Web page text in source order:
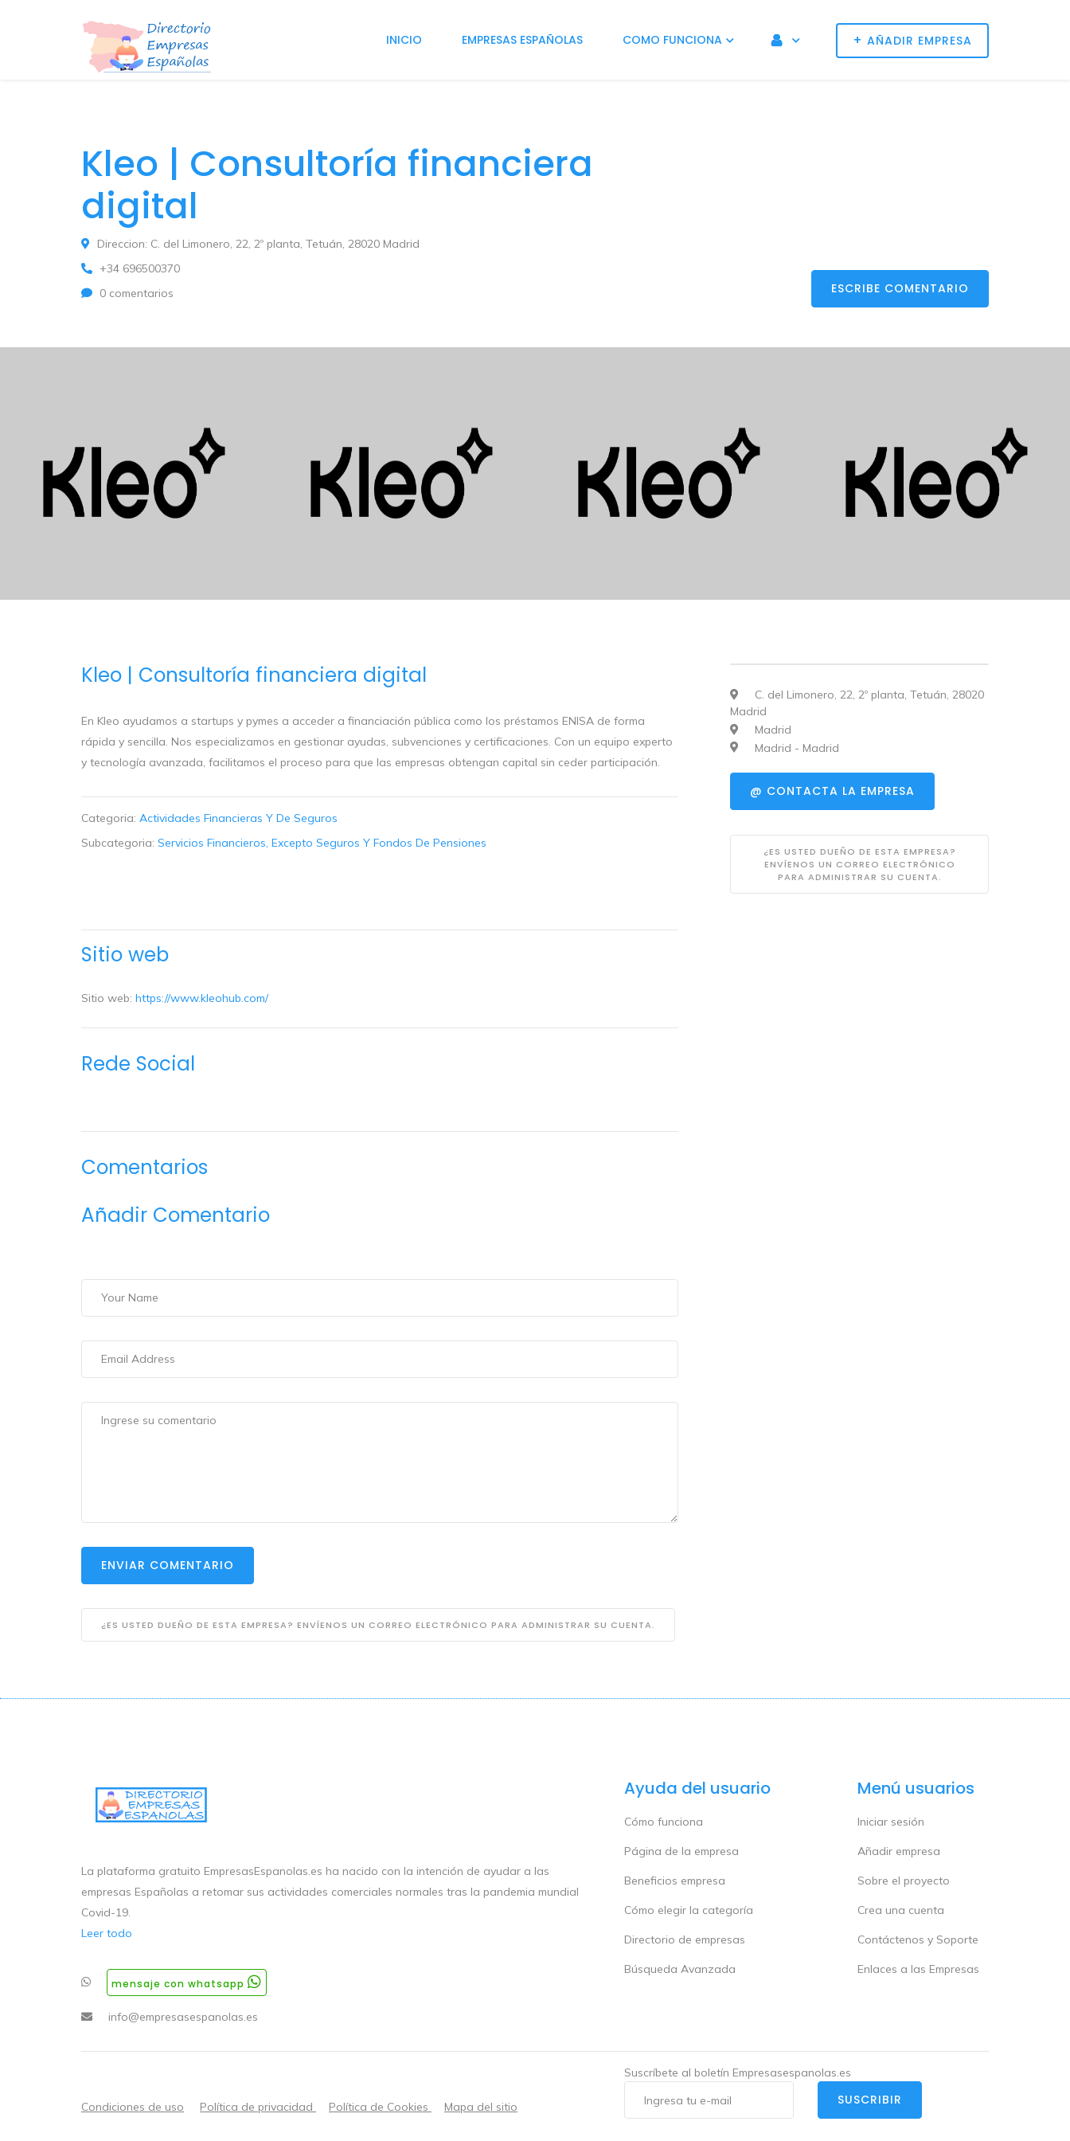
+ AÑADIR EMPRESA
INICIO EMPRESAS ESPAÑOLAS COMO FUNCIONA
Kleo | Consultoría financiera
digital
Direccion: C. del Limonero, 22, 2º planta, Tetuán, 28020 Madrid
+34 696500370
0 comentarios
ESCRIBE COMENTARIO
Kleo | Consultoría financiera digital
En Kleo ayudamos a startups y pymes a acceder a financiación pública como los préstamos ENISA de forma
rápida y sencilla. Nos especializamos en gestionar ayudas, subvenciones y certificaciones. Con un equipo experto
y tecnología avanzada, facilitamos el proceso para que las empresas obtengan capital sin ceder participación.
Categoria: Actividades Financieras Y De Seguros
Subcategoria: Servicios Financieros, Excepto Seguros Y Fondos De Pensiones
Sitio web
Sitio web: https://www.kleohub.com/
Rede Social
Comentarios
Añadir Comentario
ENVIAR COMENTARIO
¿ES USTED DUEÑO DE ESTA EMPRESA? ENVÍENOS UN CORREO ELECTRÓNICO PARA ADMINISTRAR SU CUENTA.
C. del Limonero, 22, 2º planta, Tetuán, 28020
Madrid
Madrid
Madrid - Madrid
@ CONTACTA LA EMPRESA
¿ES USTED DUEÑO DE ESTA EMPRESA?
ENVÍENOS UN CORREO ELECTRÓNICO
PARA ADMINISTRAR SU CUENTA.
La plataforma gratuito EmpresasEspanolas.es ha nacido con la intención de ayudar a las
empresas Españolas a retomar sus actividades comerciales normales tras la pandemia mundial
Covid-19.
Leer todo
mensaje con whatsapp
info@empresasespanolas.es
Ayuda del usuario
Cómo funciona
Página de la empresa
Beneficios empresa
Cómo elegir la categoría
Directorio de empresas
Búsqueda Avanzada
Menú usuarios
Iniciar sesión
Añadir empresa
Sobre el proyecto
Crea una cuenta
Contáctenos y Soporte
Enlaces a las Empresas
Suscríbete al boletín Empresasespanolas.es
Condiciones de uso Política de privacidad Política de Cookies Mapa del sitio SUSCRIBIR